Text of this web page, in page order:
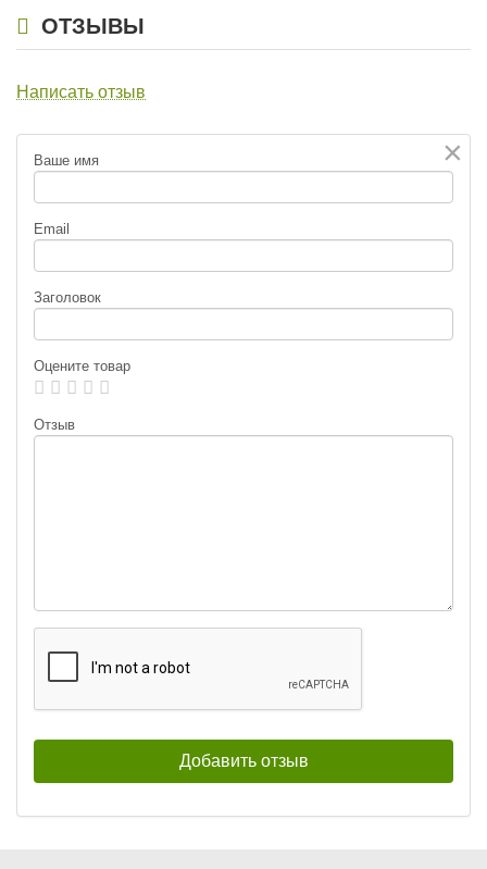
ОТЗЫВЫ
Написать отзыв
×
Ваше имя
Email
Заголовок
Оцените товар
Отзыв